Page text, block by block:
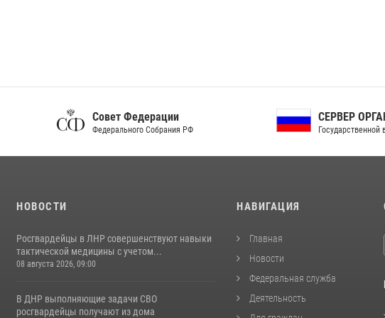
Совет Федерации
Федерального Собрания РФ
СЕРВЕР ОРГАНОВ
Государственной власти РФ
НОВОСТИ
Росгвардейцы в ЛНР совершенствуют навыки
тактической медицины с учетом...
08 августа 2026, 09:00
В ДНР выполняющие задачи СВО
росгвардейцы получают из дома
НАВИГАЦИЯ
Главная
Новости
Федеральная служба
Деятельность